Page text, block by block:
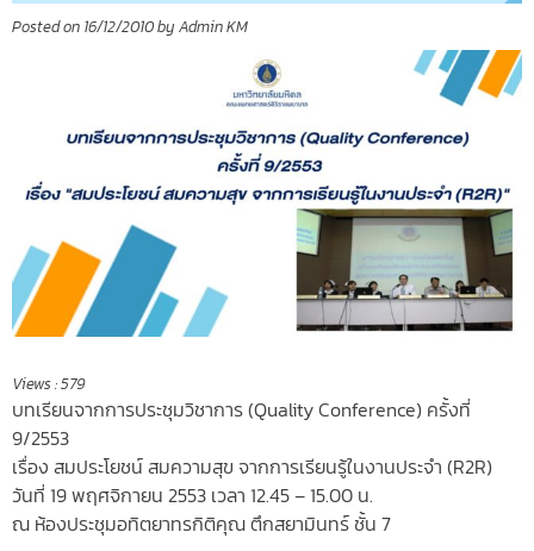
Posted on 16/12/2010by Admin KM
Views :579
บทเรียนจากการประชุมวิชาการ (Quality Conference) ครั้งที่
9/2553
เรื่อง สมประโยชน์ สมความสุข จากการเรียนรู้ในงานประจำ (R2R)
วันที่ 19 พฤศจิกายน 2553 เวลา 12.45 – 15.00 น.
ณ ห้องประชุมอทิตยาทรกิติคุณ ตึกสยามินทร์ ชั้น 7